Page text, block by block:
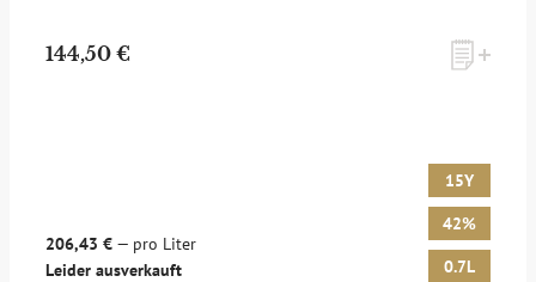
144,50 €
206,43 € — pro Liter
Leider ausverkauft
15Y
42%
0.7L